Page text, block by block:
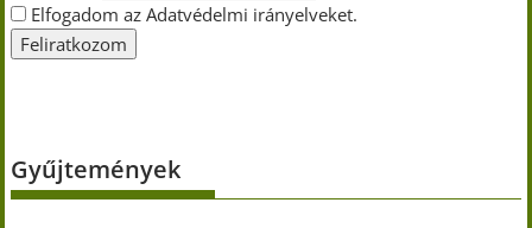
Elfogadom az Adatvédelmi irányelveket.
Gyűjtemények